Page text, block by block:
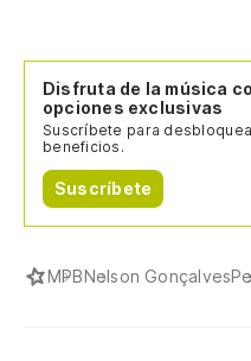
Disfruta de la música
opciones exclusivas
Suscríbete para
beneficios.
Suscríbete
MPBNelson Gonçalves